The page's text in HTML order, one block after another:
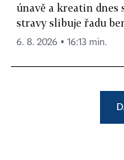
únavě a kreatin dnes
stravy slibuje řadu
6. 8. 2026 ▪ 16:13 min.